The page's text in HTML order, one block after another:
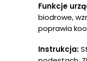
Funkcje
biodrowe,
poprawia
Instrukcja: